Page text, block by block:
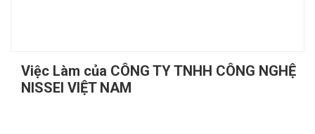
Việc Làm của CÔNG TY TNHH CÔNG NGHỆ
NISSEI VIỆT NAM